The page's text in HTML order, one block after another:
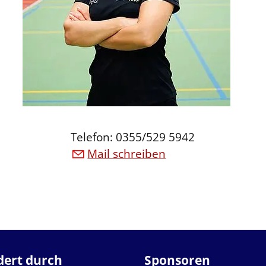
Telefon: 0355/529 5942
Mail schreiben
durch Sponsoren